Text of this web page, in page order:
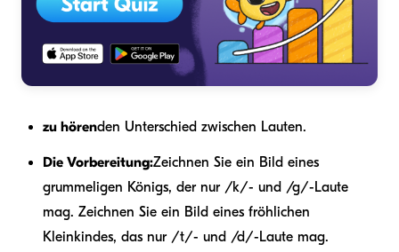
zu hörenden Unterschied zwischen Lauten.
Die Vorbereitung:Zeichnen Sie ein Bild eines
grummeligen Königs, der nur /k/- und /g/-Laute
mag. Zeichnen Sie ein Bild eines fröhlichen
Kleinkindes, das nur /t/- und /d/-Laute mag.